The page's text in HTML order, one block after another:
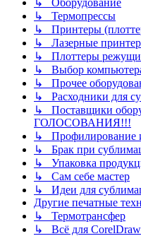
↳ Оборудование
↳ Термопрессы
↳ Принтеры
↳ Лазерные
↳ Плоттеры
↳ Выбор
↳ Прочее
↳ Расходники для
↳ Поставщики
ГОЛОСОВАНИЯ!!!
↳ Профилирование
↳ Брак при
↳ Упаковка
↳ Сам себе мастер
↳ Идеи для
Другие печатные
↳ Термотрансфер
↳ Всё для CorelDraw